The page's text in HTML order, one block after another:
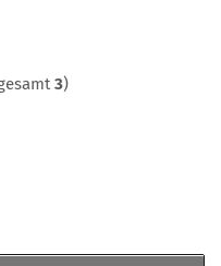
3)